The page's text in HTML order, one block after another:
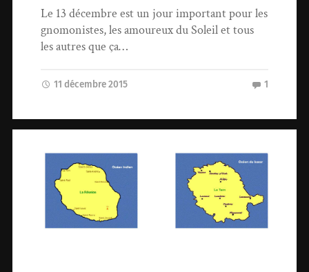
Le 13 décembre est un jour important pour les
gnomonistes, les amoureux du Soleil et tous
les autres que ça…
11 décembre 2015 1